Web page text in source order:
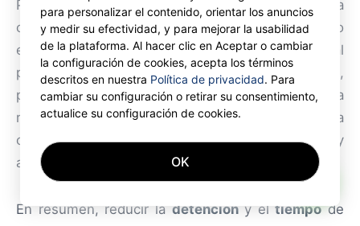
Previsión: estas medidas, aplicadas de forma
consistente, pueden tener un impacto significativo
en la logística regional. Si bien a escala global
podrían ser consideradas mejoras incrementales,
para operadores y transportistas en Polonia
representan ahorros directos y mejoras en la
competitividad. Start planning your next delivery
and secure your cargo with GetTransport.com.
En resumen, reducir la detencióny eltiempode
para personalizar el contenido, orientar los anuncios
y medir su efectividad, y para mejorar la usabilidad
de la plataforma. Al hacer clic en Aceptar o cambiar
la configuración de cookies, acepta los términos
descritos en nuestra Política de privacidad. Para
cambiar su configuración o retirar su consentimiento,
actualice su configuración de cookies.
OK
AI